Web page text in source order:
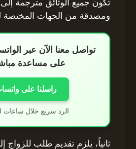
تكون جميع الوثائق مترجمة إلى
ومصدقة من الجهات المختصة
تواصل معنا الآن عبر
على مساعدة
راسلنا على
الرد سريع خلال ساعات
ثانياً، يلزم تقديم طلب للزواج